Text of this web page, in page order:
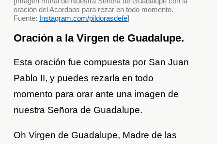
oración del Acordaos para rezar en todo momento.
Fuente: Instagram.com/pildorasdefe]
Oración a la Virgen de Guadalupe.
Esta oración fue compuesta por San Juan
Pablo II, y puedes rezarla en todo
momento para orar ante una imagen de
nuestra Señora de Guadalupe.
Oh Virgen de Guadalupe, Madre de las